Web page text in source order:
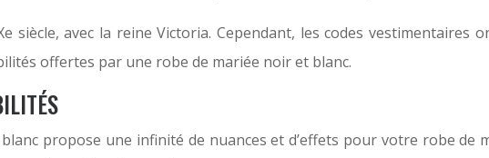
siècle, avec la reine Victoria. Cependant, les codes
offertes par une robe de mariée noir et blanc.
propose une infinité de nuances et d’effets pour votre robe de